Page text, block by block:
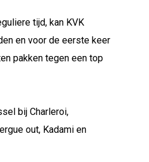
tijd, kan KVK
en voor de eerste keer
pakken tegen een top
bij Charleroi,
out, Kadami en